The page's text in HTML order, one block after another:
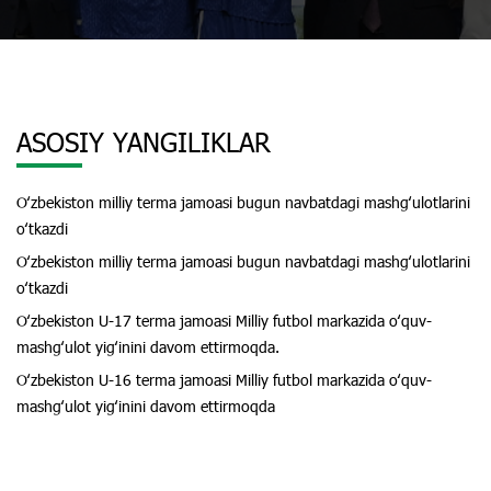
ASOSIY YANGILIKLAR
Oʻzbekiston milliy terma jamoasi bugun navbatdagi mashgʻulotlarini
oʻtkazdi
Oʻzbekiston milliy terma jamoasi bugun navbatdagi mashgʻulotlarini
oʻtkazdi
Oʻzbekiston U-17 terma jamoasi Milliy futbol markazida oʻquv-
mashgʻulot yigʻinini davom ettirmoqda.
Oʻzbekiston U-16 terma jamoasi Milliy futbol markazida oʻquv-
mashgʻulot yigʻinini davom ettirmoqda